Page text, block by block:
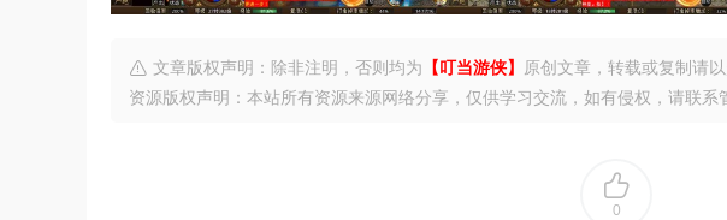
文章版权声明：除非注明，否则均为 【叮当游侠】
原创文章，转载或复制请
资源版权声明：本站所有资源来源网络分享，仅供学习交流，如有侵权，请联系
0